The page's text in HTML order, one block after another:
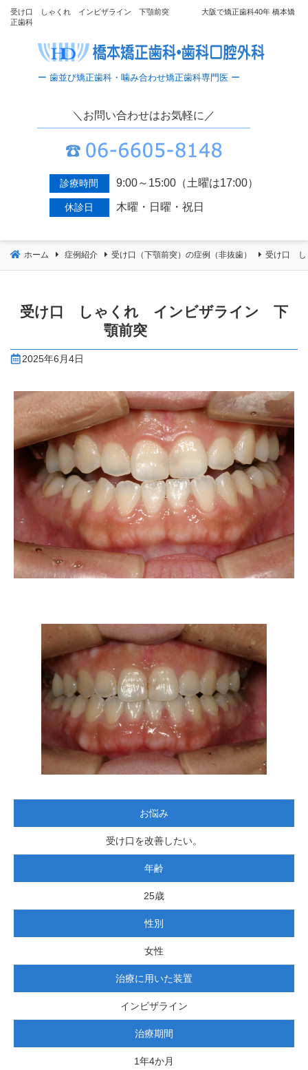
受け口 しゃくれ インビザライン 下顎前突 大阪で矯正歯科40年 橋本矯
正歯科
＼お問い合わせはお気軽に／
診療時間 9:00～15:00（土曜は17:00）
休診日 木曜・日曜・祝日
ホーム 症例紹介 受け口（下顎前突）の症例（非抜歯） 受け口
受け口 しゃくれ インビザライン 下
顎前突
2025年6月4日
お悩み
受け口を改善したい。
年齢
25歳
性別
女性
治療に用いた装置
インビザライン
治療期間
1年4か月